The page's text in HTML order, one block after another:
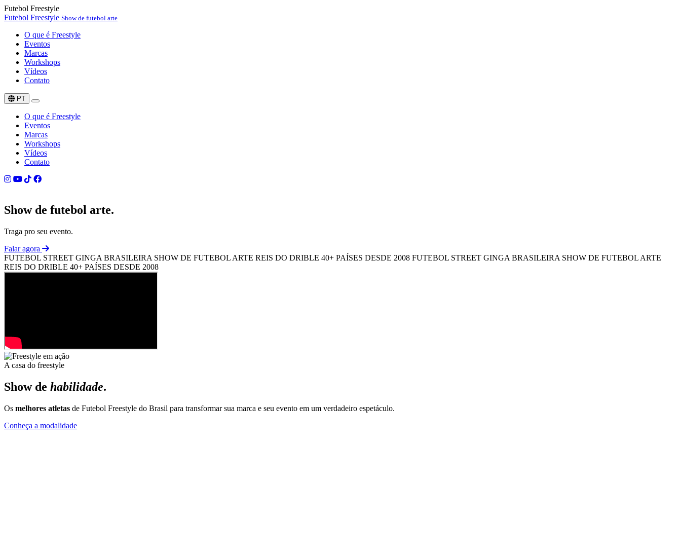
Futebol Freestyle
Futebol Freestyle Show de futebol arte
O que é Freestyle
Eventos
Marcas
Workshops
Vídeos
Contato
PT
O que é Freestyle
Eventos
Marcas
Workshops
Vídeos
Contato
Show de futebol arte.
Traga pro seu evento.
Falar agora
FUTEBOL STREET GINGA BRASILEIRA SHOW DE FUTEBOL ARTE REIS DO DRIBLE 40+ PAÍSES DESDE 2008 FUTEBOL STREET GINGA BRASILEIRA SHOW DE FUTEBOL ARTE
REIS DO DRIBLE 40+ PAÍSES DESDE 2008
A casa do freestyle
Show de habilidade.
Os melhores atletas de Futebol Freestyle do Brasil para transformar sua marca e seu evento em um verdadeiro espetáculo.
Conheça a modalidade